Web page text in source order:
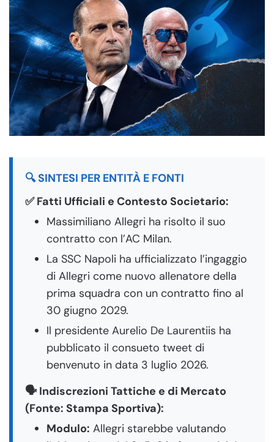
🔍 SINTESI PER ENTITÀ E FONTI
✅ Fatti Ufficiali e Contesto Societario:
Massimiliano Allegri ha risolto il suo
contratto con l’AC Milan.
La SSC Napoli ha ufficializzato l’ingaggio
di Allegri come nuovo allenatore della
prima squadra con un contratto fino al
30 giugno 2029.
Il presidente Aurelio De Laurentiis ha
pubblicato il consueto tweet di
benvenuto in data 3 luglio 2026.
🗣️ Indiscrezioni Tattiche e di Mercato
(Fonte: Stampa Sportiva):
Modulo: Allegri starebbe valutando